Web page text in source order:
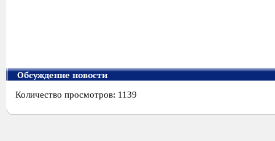
Обсуждение новости
Количество просмотров: 1139